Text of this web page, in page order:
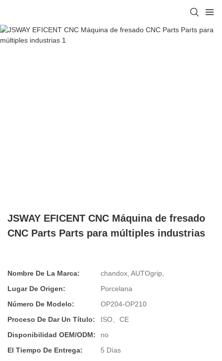
JSWAY EFICENT CNC Máquina de fresado
CNC Parts Parts para múltiples industrias
Nombre De La Marca:
chandox, AUTOgrip,
Lugar De Origen:
Porcelana
Número De Modelo:
OP204-OP210
Proceso De Dar Un Título:
ISO、CE
Disponibilidad OEM/ODM:
no
El Tiempo De Entrega:
5 Días